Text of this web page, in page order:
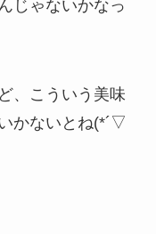
じゃないかなっ
、こういう美味
かないとね(*´▽